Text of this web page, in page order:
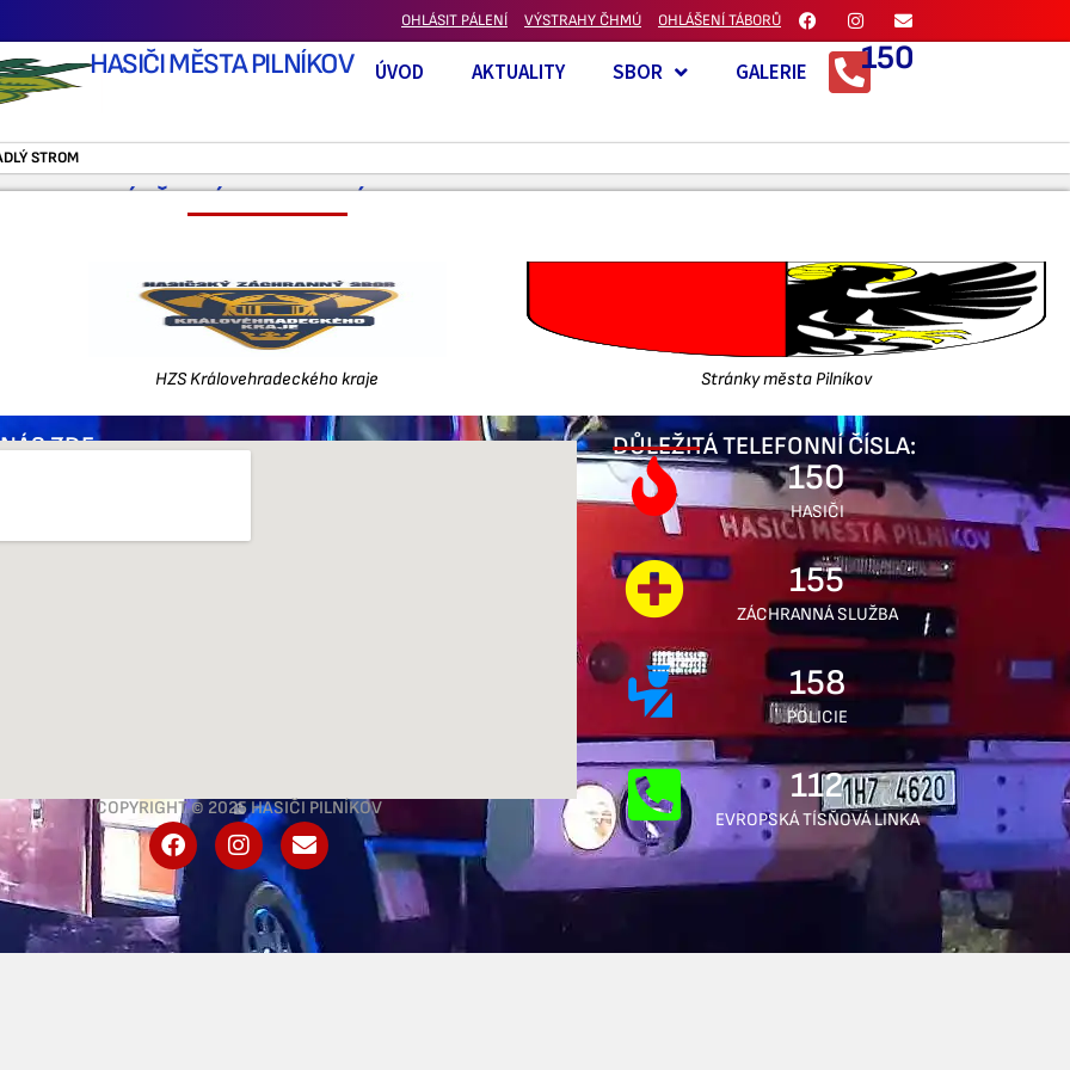
OHLÁSIT PÁLENÍ VÝSTRAHY ČHMÚ OHLÁŠENÍ TÁBORŮ
HASIČI MĚSTA PILNÍKOV ÚVOD AKTUALITY SBOR GALERIE 150
STROM
– VÍTĚZNÁ – SPADLÝ STROM
HZS Královehradeckého kraje Stránky města Pilníkov
ZDE:
COPYRIGHT © 2025 HASIČI PILNÍKOV
DŮLEŽITÁ TELEFONNÍ ČÍSLA:
150
HASIČI
155
ZÁCHRANNÁ SLUŽBA
158
POLICIE
112
EVROPSKÁ TÍSŇOVÁ LINKA